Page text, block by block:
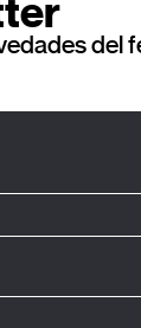
del